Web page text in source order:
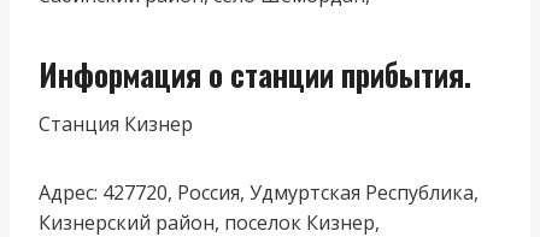
Информация о станции прибытия.
Станция Кизнер
Адрес: 427720, Россия, Удмуртская Республика,
Кизнерский район, поселок Кизнер,